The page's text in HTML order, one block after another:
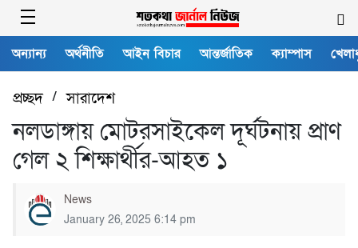
অন্যান্য অর্থনীতি আইন বিচার আন্তর্জাতিক ক্যাম্পাস
প্রচ্ছদ/সারাদেশ
নলডাঙ্গায় মোটরসাইকেল দূর্ঘটনায় প্রাণ
গেল ২ শিক্ষার্থীর-আহত ১
News
January 26, 2025 6:14 pm